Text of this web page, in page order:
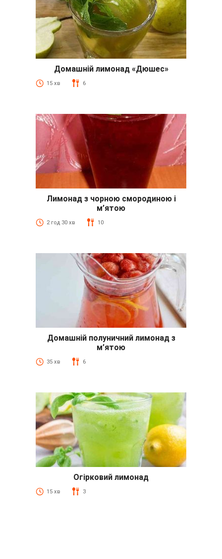
Домашній лимонад «Дюшес»
15 хв 6
Лимонад з чорною смородиною і
м’ятою
2 год 30 хв 10
Домашній полуничний лимонад з
м’ятою
35 хв 6
Огірковий лимонад
15 хв 3